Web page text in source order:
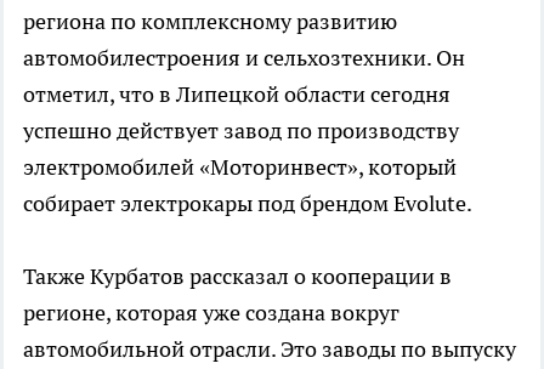
региона по комплексному развитию
автомобилестроения и сельхозтехники. Он
отметил, что в Липецкой области сегодня
успешно действует завод по производству
электромобилей «Моторинвест», который
собирает электрокары под брендом Evolute.
Также Курбатов рассказал о кооперации в
регионе, которая уже создана вокруг
автомобильной отрасли. Это заводы по выпуску